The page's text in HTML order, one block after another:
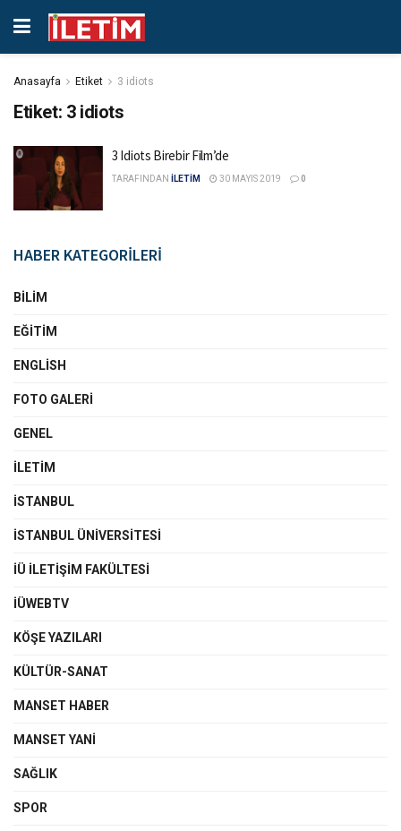
Anasayfa Etiket 3 idiots
Etiket: 3 idiots
3 Idiots Birebir Film’de
TARAFINDAN İLETİM 30 MAYIS 2019 0
HABER KATEGORİLERİ
BILIM
EĞITIM
ENGLISH
FOTO GALERI
GENEL
İLETIM
İSTANBUL
İSTANBUL ÜNIVERSITESI
İÜ İLETIŞIM FAKÜLTESI
İÜWEBTV
KÖŞE YAZILARI
KÜLTÜR-SANAT
MANSET HABER
MANSET YANI
SAĞLIK
SPOR